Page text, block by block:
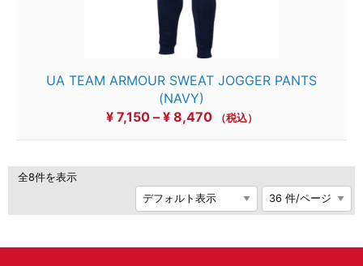
UA TEAM ARMOUR SWEAT JOGGER PANTS
(NAVY)
¥7,150 – ¥8,470価
–
¥ 8,470
（税込）
全8件を表示